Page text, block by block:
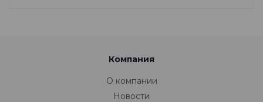
Компания
О компании
Новости